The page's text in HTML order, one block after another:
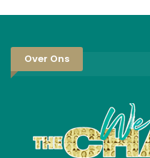
Over Ons